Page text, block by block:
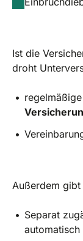
Ist die
droht
regelmäßige
Außerdem
Separat